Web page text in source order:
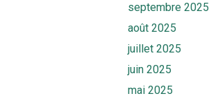
septembre 2025
août 2025
juillet 2025
juin 2025
mai 2025